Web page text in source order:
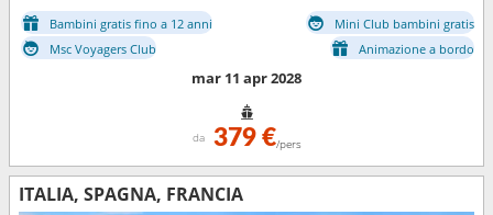
Bambini gratis fino a 12 anni
Mini Club bambini gratis
Msc Voyagers Club
Animazione a bordo
mar 11 apr 2028
da 379 €/pers
ITALIA, SPAGNA, FRANCIA